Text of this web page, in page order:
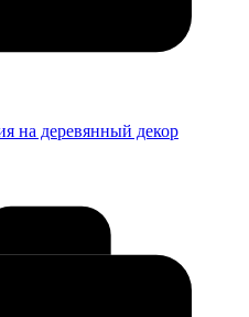
на деревянный декор